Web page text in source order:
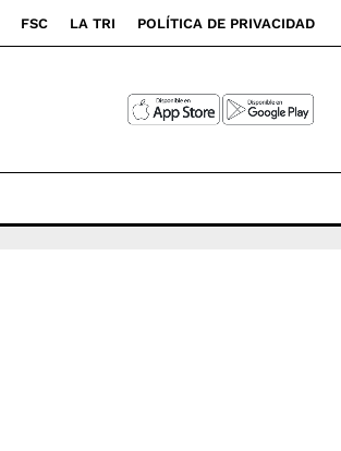
FSC LA TRI POLÍTICA DE PRIVACIDAD